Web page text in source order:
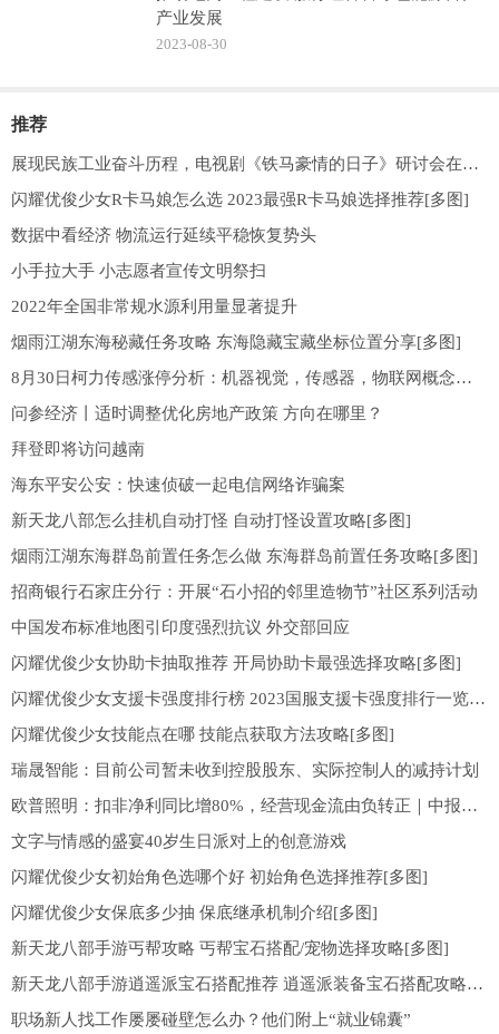
产业发展
2023-08-30
推荐
展现民族工业奋斗历程，电视剧《铁马豪情的日子》研讨会在京举办
闪耀优俊少女R卡马娘怎么选 2023最强R卡马娘选择推荐[多图]
数据中看经济 物流运行延续平稳恢复势头
小手拉大手 小志愿者宣传文明祭扫
2022年全国非常规水源利用量显著提升
烟雨江湖东海秘藏任务攻略 东海隐藏宝藏坐标位置分享[多图]
8月30日柯力传感涨停分析：机器视觉，传感器，物联网概念热股
问参经济丨适时调整优化房地产政策 方向在哪里？
拜登即将访问越南
海东平安公安：快速侦破一起电信网络诈骗案
新天龙八部怎么挂机自动打怪 自动打怪设置攻略[多图]
烟雨江湖东海群岛前置任务怎么做 东海群岛前置任务攻略[多图]
招商银行石家庄分行：开展“石小招的邻里造物节”社区系列活动
中国发布标准地图引印度强烈抗议 外交部回应
闪耀优俊少女协助卡抽取推荐 开局协助卡最强选择攻略[多图]
闪耀优俊少女支援卡强度排行榜 2023国服支援卡强度排行一览[多图]
闪耀优俊少女技能点在哪 技能点获取方法攻略[多图]
瑞晟智能：目前公司暂未收到控股股东、实际控制人的减持计划
欧普照明：扣非净利同比增80%，经营现金流由负转正｜中报拆解
文字与情感的盛宴40岁生日派对上的创意游戏
闪耀优俊少女初始角色选哪个好 初始角色选择推荐[多图]
闪耀优俊少女保底多少抽 保底继承机制介绍[多图]
新天龙八部手游丐帮攻略 丐帮宝石搭配/宠物选择攻略[多图]
新天龙八部手游逍遥派宝石搭配推荐 逍遥派装备宝石搭配攻略[多图]
职场新人找工作屡屡碰壁怎么办？他们附上“就业锦囊”